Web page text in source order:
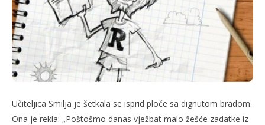
TRENUTNO OTVORENO
Aritmetika izbjeglica
19.10.2021.
Učiteljica Smilja je šetkala se isprid ploče sa dignutom bradom.
Ona je rekla: „Poštošmo danas vježbat malo žešće zadatke iz